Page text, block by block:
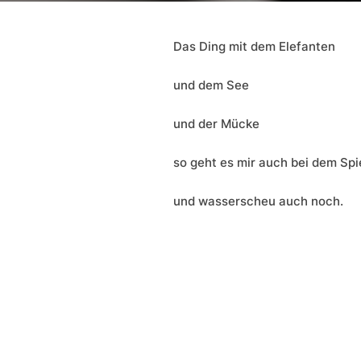
Das Ding mit dem Elefanten
und dem See
und der Mücke
so geht es mir auch bei dem
und wasserscheu auch noch.